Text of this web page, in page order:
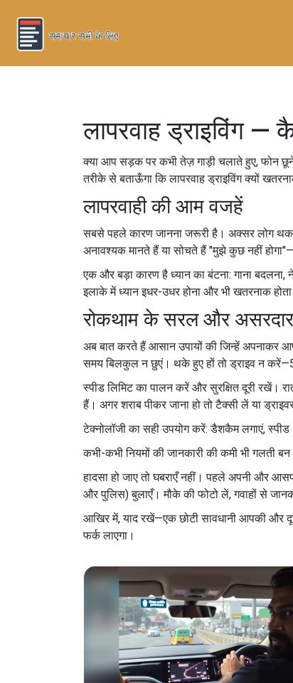
लापरवाह ड्राइविंग
क्या आप सड़क पर कभी तेज़ गाड़ी चलाते हुए, फोन
तरीके से बताऊँगा कि लापरवाह ड्राइविंग क्यों
लापरवाही की आम वजहें
सबसे पहले कारण जानना जरूरी है। अक्सर लोग
अनावश्यक मानते हैं या सोचते हैं "मुझे कुछ नहीं
एक और बड़ा कारण है ध्यान का बंटना: गाना
इलाके में ध्यान इधर-उधर होना और भी खतरनाक
रोकथाम के सरल और
अब बात करते हैं आसान उपायों की जिन्हें अपनाकर
समय बिलकुल न छुएं। थके हुए हों तो ड्राइव न
स्पीड लिमिट का पालन करें और सुरक्षित दूरी रखें।
हैं। अगर शराब पीकर जाना हो तो टैक्सी लें या
टेक्नोलॉजी का सही उपयोग करें: डैशकैम लगाएं,
कभी-कभी नियमों की जानकारी की कमी भी गलती
हादसा हो जाए तो घबराएँ नहीं। पहले अपनी और
और पुलिस) बुलाएँ। मौके की फोटो लें, गवाहों से
आखिर में, याद रखें—एक छोटी सावधानी आपकी और
फर्क लाएगा।